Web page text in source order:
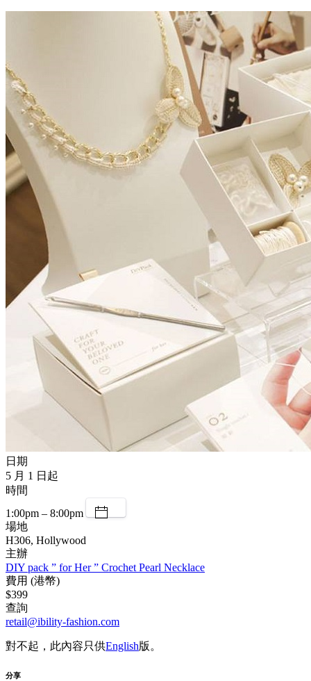
日期
5 月 1 日起
時間
1:00pm – 8:00pm
場地
H306, Hollywood
主辦
DIY pack ” for Her ” Crochet Pearl Necklace
費用 (港幣)
$399
查詢
retail@ibility-fashion.com
對不起，此內容只供English版。
分享